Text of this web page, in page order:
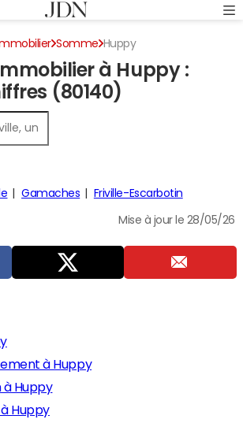
Somme Huppy
à Huppy :
(80140)
Gamaches Friville-Escarbotin
Mise à jour le 28/05/26
à Huppy
à Huppy
Huppy